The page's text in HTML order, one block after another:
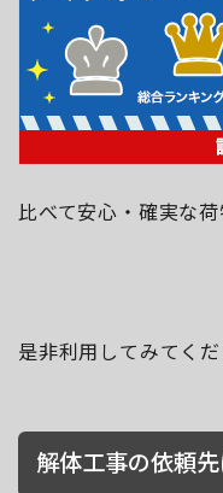
比べて安心・確実な
是非利用してみてくだ
解体工事の依頼